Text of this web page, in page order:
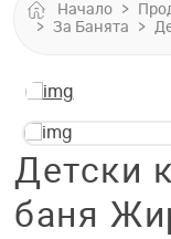
Начало
За Банята
Детски
баня